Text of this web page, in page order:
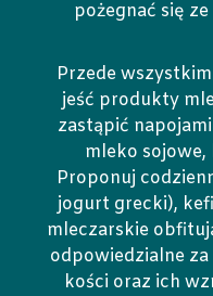
pożegnać się
Przede
jeść produkty
zastąpić
mleko
Proponuj
jogurt grecki),
mleczarskie
odpowiedzialne
kości oraz ich